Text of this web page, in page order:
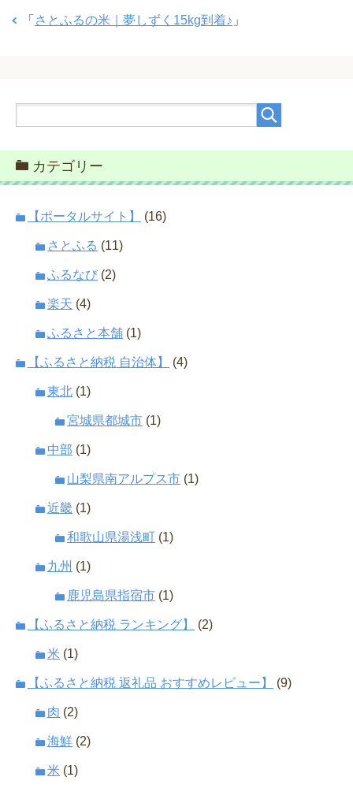
「 さとふるの米｜夢しずく15kg到着♪ 」
カテゴリー
【ポータルサイト】 (16)
さとふる (11)
ふるなび (2)
楽天 (4)
ふるさと本舗 (1)
【ふるさと納税 自治体】 (4)
東北 (1)
宮城県都城市 (1)
中部 (1)
山梨県南アルプス市 (1)
近畿 (1)
和歌山県湯浅町 (1)
九州 (1)
鹿児島県指宿市 (1)
【ふるさと納税 ランキング】 (2)
米 (1)
【ふるさと納税 返礼品 おすすめレビュー】 (9)
肉 (2)
海鮮 (2)
米 (1)